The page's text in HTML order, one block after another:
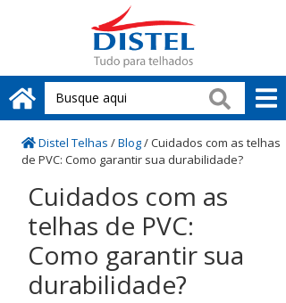
Distel Telhas /Blog/Cuidados com as telhas
de PVC: Como garantir sua durabilidade?
Cuidados com as
telhas de PVC:
Como garantir sua
durabilidade?